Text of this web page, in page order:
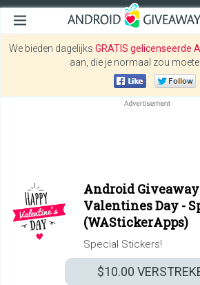
We bieden dagelijks GRATIS gelicenseerde
aan, die je normaal zou
Android
Valentines Day -
(WAStickerApps)
Special Stickers!
$10.00